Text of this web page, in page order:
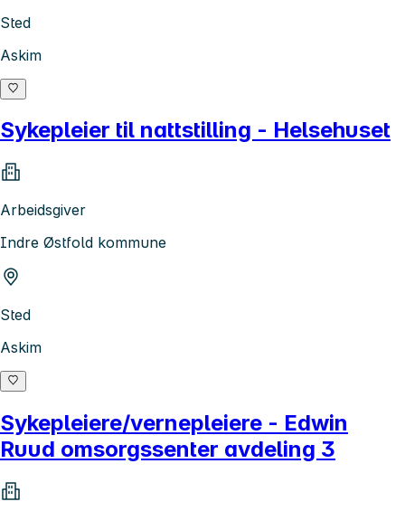
Sted
Askim
Sykepleier til nattstilling - Helsehuset
Arbeidsgiver
Indre Østfold kommune
Sted
Askim
Sykepleiere/vernepleiere - Edwin
Ruud omsorgssenter avdeling 3